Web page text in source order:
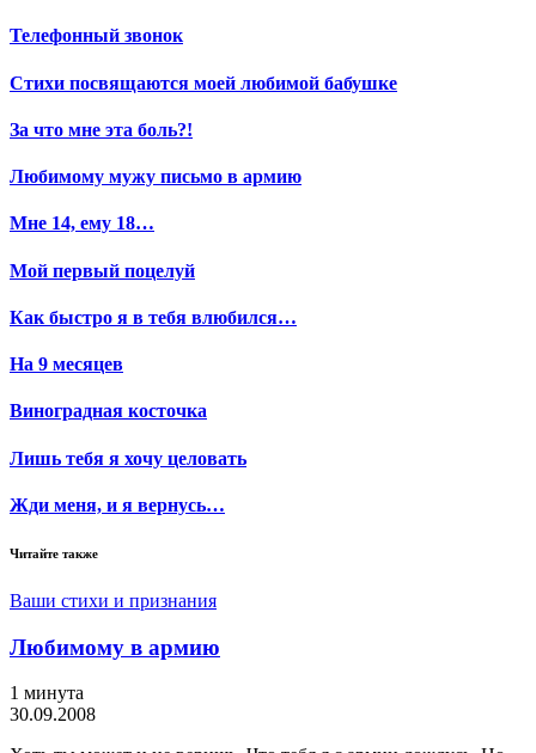
Телефонный звонок
Стихи посвящаются моей любимой бабушке
За что мне эта боль?!
Любимому мужу письмо в армию
Мне 14, ему 18…
Мой первый поцелуй
Как быстро я в тебя влюбился…
На 9 месяцев
Виноградная косточка
Лишь тебя я хочу целовать
Жди меня, и я вернусь…
Читайте также
Ваши стихи и признания
Любимому в армию
1 минута
30.09.2008